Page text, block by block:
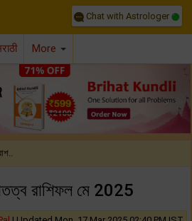
Chat with Astrologer
More
রাশিফল মে 2025